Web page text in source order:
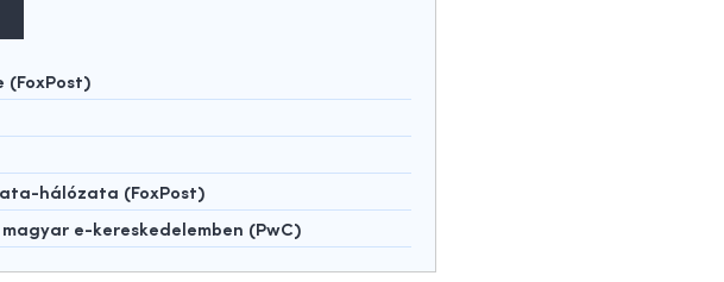
hálózata (FoxPost)
e-kereskedelemben (PwC)